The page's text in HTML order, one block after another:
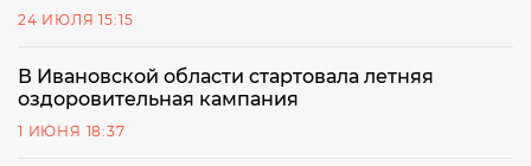
24 ИЮЛЯ 15:15
В Ивановской области стартовала летняя
оздоровительная кампания
1 ИЮНЯ 18:37